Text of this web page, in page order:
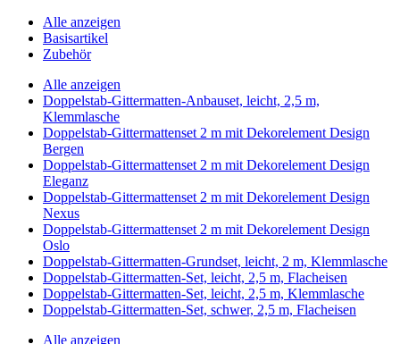
Alle anzeigen
Basisartikel
Zubehör
Alle anzeigen
Doppelstab-Gittermatten-Anbauset, leicht, 2,5 m,
Klemmlasche
Doppelstab-Gittermattenset 2 m mit Dekorelement Design
Bergen
Doppelstab-Gittermattenset 2 m mit Dekorelement Design
Eleganz
Doppelstab-Gittermattenset 2 m mit Dekorelement Design
Nexus
Doppelstab-Gittermattenset 2 m mit Dekorelement Design
Oslo
Doppelstab-Gittermatten-Grundset, leicht, 2 m, Klemmlasche
Doppelstab-Gittermatten-Set, leicht, 2,5 m, Flacheisen
Doppelstab-Gittermatten-Set, leicht, 2,5 m, Klemmlasche
Doppelstab-Gittermatten-Set, schwer, 2,5 m, Flacheisen
Alle anzeigen